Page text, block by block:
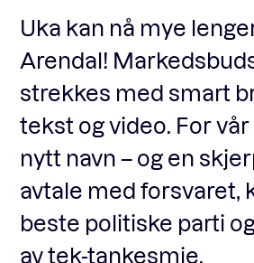
Standardavtaler
Nyheter og meninger
Rapporter
Uka kan nå mye
Arendal!
strekkes med smart
tekst og video. For
nytt navn – og en
avtale med forsvaret,
beste politiske parti
av tek-tankesmie.